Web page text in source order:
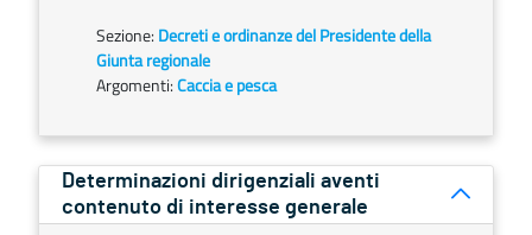
Sezione: Decreti e ordinanze del Presidente della
Giunta regionale
Argomenti:Caccia e pesca
Determinazioni dirigenziali aventi
contenuto di interesse generale